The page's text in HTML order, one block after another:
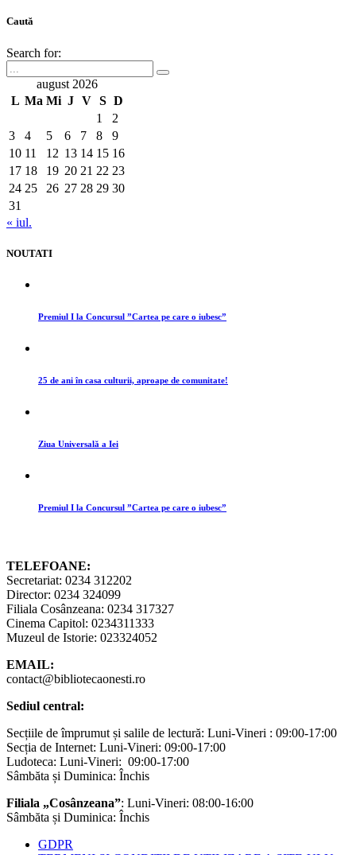
Caută
Search for:
august 2026
L Ma Mi J V S D
1
2
3
4 5 6 7 8
9
10 11 12 13 14 15 16
17 18 19 20 21 22 23
24 25 26 27 28 29 30
31
« iul.
NOUTATI
Premiul I la Concursul ”Cartea pe care o iubesc”
25 de ani în casa culturii, aproape de comunitate!
Ziua Universală a Iei
Premiul I la Concursul ”Cartea pe care o iubesc”
TELEFOANE:
Secretariat: 0234 312202
Director: 0234 324099
Filiala Cosânzeana: 0234 317327
Cinema Capitol: 0234311333
Muzeul de Istorie: 023324052
EMAIL:
contact@bibliotecaonesti.ro
Sediul central:
Secțiile de împrumut și salile de lectură: Luni-Vineri : 09:00-17:00
Secția de Internet: Luni-Vineri: 09:00-17:00
Ludoteca: Luni-Vineri: 09:00-17:00
Sâmbăta și Duminica: Închis
Filiala „Cosânzeana”: Luni-Vineri: 08:00-16:00
Sâmbăta și Duminica: Închis
GDPR